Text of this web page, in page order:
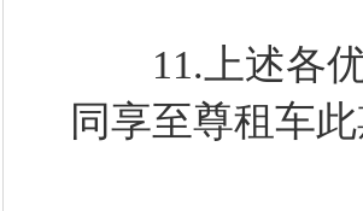
11.上述各优
同享至尊租车